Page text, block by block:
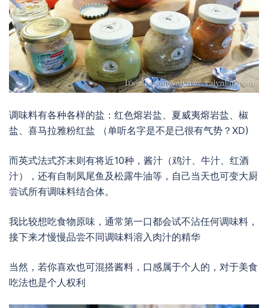
调味料有各种各样的盐：红色熔岩盐、夏威夷熔岩盐、椒
盐、喜马拉雅粉红盐 （单听名字是不是已很有气势？XD)
而英式法式芥末则有将近10种，酱汁（鸡汁、牛汁、红酒
汁），还有自制凤尾鱼及松露牛油等，自己当天也可变大厨
尝试所有调味料结合体。
我比较想吃食物原味，通常第一口都会试不沾任何调味料，
接下来才慢慢品尝不同调味料溶入肉汁的精华
当然，若你喜欢也可混搭酱料，口感属于个人的，对于美食
吃法也是个人权利